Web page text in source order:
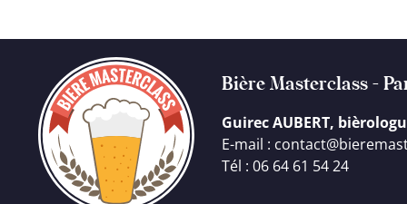
Bière Masterclass -
Guirec AUBERT,
E-mail :
Tél : 06 64 61 54 24